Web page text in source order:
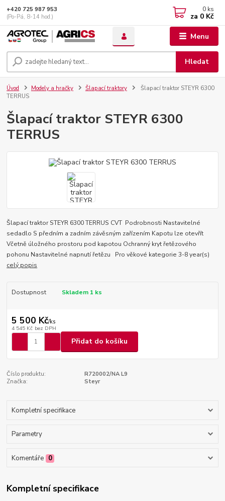
Menu
Hledat
+420 725 987 953
(Po-Pá, 8-14 hod.)
0 ks
za 0 Kč
Úvod Modely a hračky Šlapací traktory
Šlapací traktor STEYR 6300
TERRUS
Šlapací traktor STEYR 6300
TERRUS
Šlapací traktor STEYR 6300 TERRUS CVT Podrobnosti Nastavitelné
sedadlo S předním a zadním závěsným zařízením Kapotu lze otevřít
Včetně úložného prostoru pod kapotou Ochranný kryt řetězového
pohonu Nastavitelné napnutí řetězu Pro věkové kategorie 3-8 year(s)
celý popis
Dostupnost Skladem 1 ks
5 500 Kč/ks
4 545 Kč bez DPH
Přidat do košíku
Číslo produktu:
R720002/NA L9
Značka:
Steyr
Kompletní specifikace
Parametry
Komentáře 0
Kompletní specifikace